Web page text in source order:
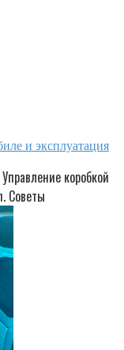
и эксплуатация
коробкой
Советы